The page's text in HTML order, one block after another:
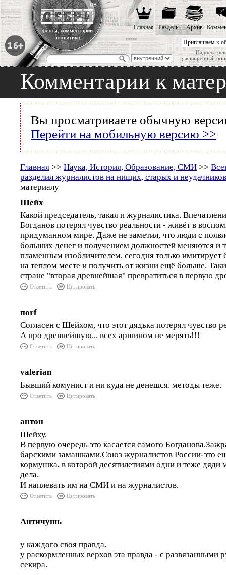
Приглашаем к
Надоела
расширенный
Главная Разделы Архив
Комментарии к
Вы просматриваете обычную
Перейти на мобильную версию >>
Главная >> Наука, История, Образование, СМИ >>
разделил журналистов на нищих, старых и неудачников
материалу
Шейх
Какой председатель, такая и журналистика.
Богданов потерял чувство реальности - живёт в
придуманном мире. Даже не заметил, что люди с
больших денег и получением должностей меняются и
пламенным изобличителем, сегодня только имитирует
на теплом месте и получить от жизни ещё больше.
стране "вторая древнейшая" превратиться в первую
Ответить Цитировать
поrf
Согласен с Шейхом, что этот дядька потерял чувство
А про древнейшую... всех аршином не мерять!!!
Ответить Цитировать
valerian
Бывший комунист и ни куда не денешся. методы теже.
Ответить Цитировать
антон
Шейху.
В первую очередь это касается самого
барскими замашками.Союз журналистов России-это
кормушка, в которой десятилетиями одни и теже дяди
дела.
И наплевать им на СМИ и на журналистов.
Ответить Цитировать
Античушь
у каждого своя правда.
у раскормленных верхов эта правда - с развязанными
секира.